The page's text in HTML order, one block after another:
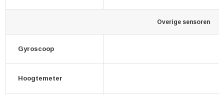
Overige sensoren
Gyroscoop
Hoogtemeter